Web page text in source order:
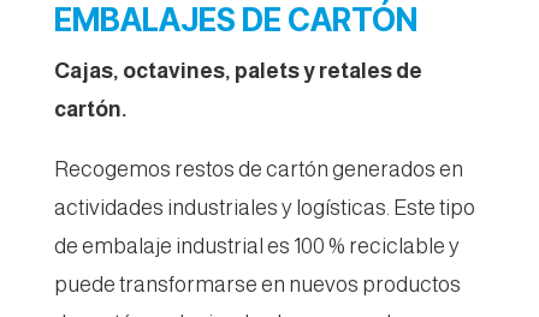
EMBALAJES DE CARTÓN
Cajas, octavines, palets y retales de
cartón.
Recogemos restos de cartón generados en
actividades industriales y logísticas. Este tipo
de embalaje industrial es 100 % reciclable y
puede transformarse en nuevos productos